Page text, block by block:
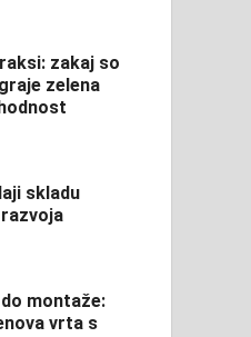
zakaj so
zelena
skladu
montaže:
vrta s